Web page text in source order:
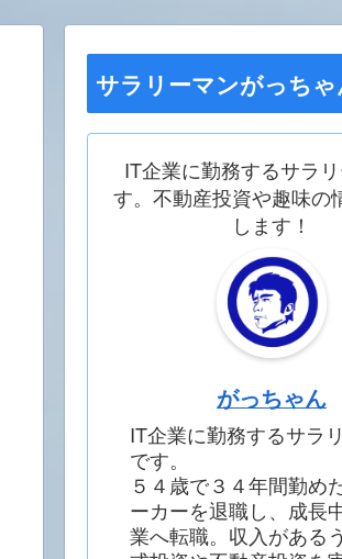
サラリーマンがっちゃ
IT企業に勤務するサラ
す。不動産投資や趣味の
します！
がっちゃん
IT企業に勤務するサラ
です。
５４歳で３４年間勤め
ーカーを退職し、成長
業へ転職。収入がある